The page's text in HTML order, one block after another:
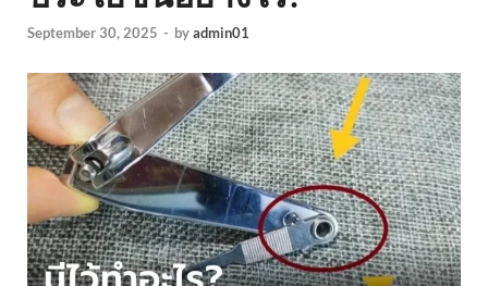
September 30, 2025 - byadmin01